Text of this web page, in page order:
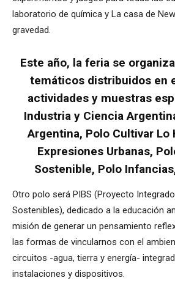
laboratorio de química y La casa de
gravedad.
Este año, la feria se
temáticos distribuidos en
actividades y muestras
Industria y Ciencia
Argentina, Polo Cultivar Lo
Expresiones Urbanas,
Sostenible, Polo
Otro polo será PIBS (Proyecto
Sostenibles), dedicado a la educación
misión de generar un pensamiento
las formas de vincularnos con el
circuitos -agua, tierra y energía-
instalaciones y dispositivos.